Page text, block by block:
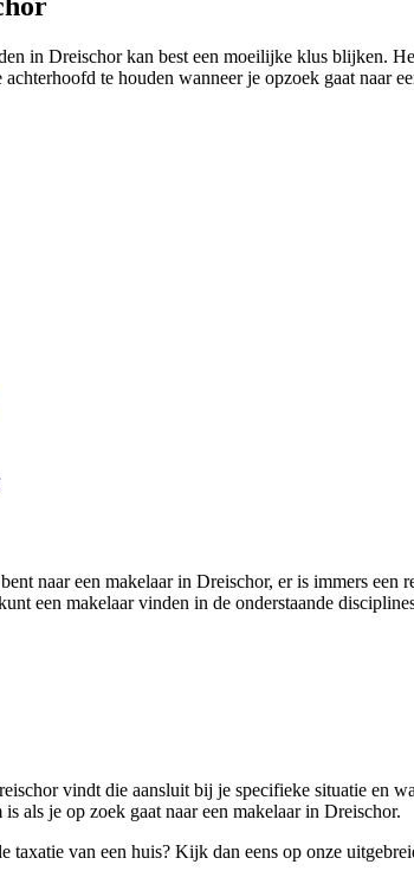
in Dreischor kan best een moeilijke klus blijken.
te houden wanneer je opzoek gaat naar
naar een makelaar in Dreischor, er is immers
een makelaar vinden in de onderstaande
vindt die aansluit bij je specifieke situatie en
als je op zoek gaat naar een makelaar in Dreischor.
taxatie van een huis? Kijk dan eens op onze